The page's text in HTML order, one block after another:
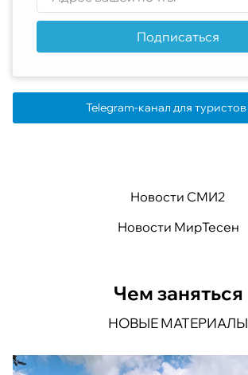
Подписаться
Telegram-канал для туристов
Новости СМИ2
Новости МирТесен
Чем заняться
НОВЫЕ МАТЕРИАЛЫ